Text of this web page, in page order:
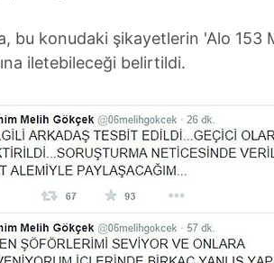
bu konudaki şikayetlerin 'Alo 153
iletebileceği belirtildi.